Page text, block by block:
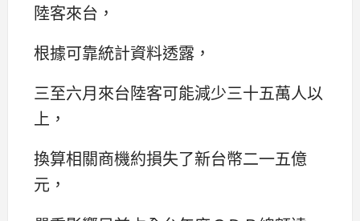
陸客來台，
根據可靠統計資料透露，
三至六月來台陸客可能減少三十五萬人以
上，
換算相關商機約損失了新台幣二一五億
元，